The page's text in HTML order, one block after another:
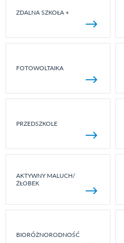
ZDALNA SZKOŁA +
FOTOWOLTAIKA
PRZEDSZKOLE
AKTYWNY MALUCH/
ŻŁOBEK
BIORÓŻNORODNOŚĆ